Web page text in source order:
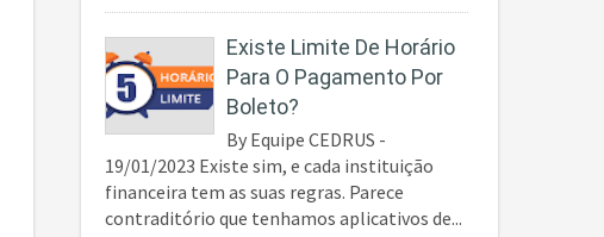
Existe Limite De Horário
Para O Pagamento Por
Boleto?
By Equipe CEDRUS -
19/01/2023 Existe sim, e cada instituição
financeira tem as suas regras. Parece
contraditório que tenhamos aplicativos de...